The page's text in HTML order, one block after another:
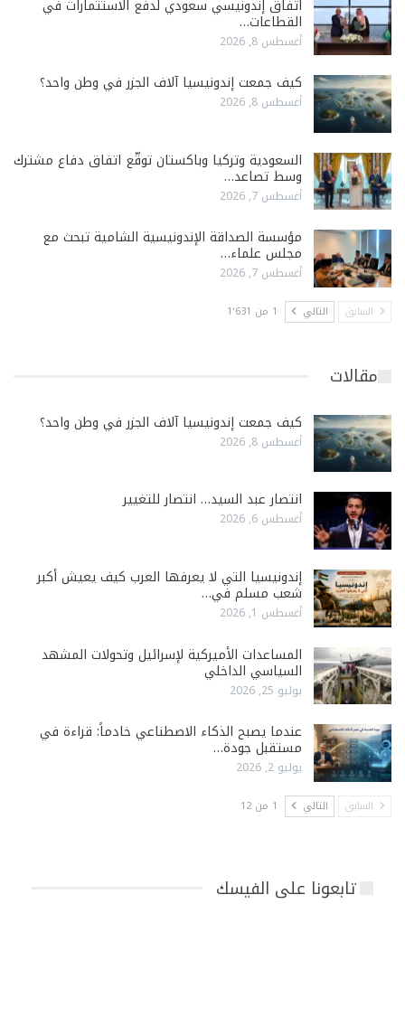
اتفاق إندونيسي سعودي لدفع الاستثمارات في
القطاعات…
أغسطس 8, 2026
كيف جمعت إندونيسيا آلاف الجزر في وطن واحد؟
أغسطس 8, 2026
السعودية وتركيا وباكستان توقّع اتفاق دفاع مشترك
وسط تصاعد…
أغسطس 7, 2026
مؤسسة الصداقة الإندونيسية الشامية تبحث مع
مجلس علماء…
أغسطس 7, 2026
السابق التالي 1 من 1٬631
مقالات
كيف جمعت إندونيسيا آلاف الجزر في وطن واحد؟
أغسطس 8, 2026
انتصار عبد السيد… انتصار للتغيير
أغسطس 6, 2026
إندونيسيا التي لا يعرفها العرب كيف يعيش أكبر
شعب مسلم في…
أغسطس 1, 2026
المساعدات الأميركية لإسرائيل وتحولات المشهد
السياسي الداخلي
يوليو 25, 2026
عندما يصبح الذكاء الاصطناعي خادماً: قراءة في
مستقبل جودة…
يوليو 2, 2026
السابق التالي 1 من 12
تابعونا على الفيسك